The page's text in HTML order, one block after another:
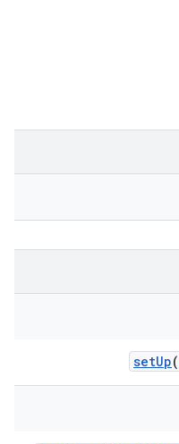
setUp(